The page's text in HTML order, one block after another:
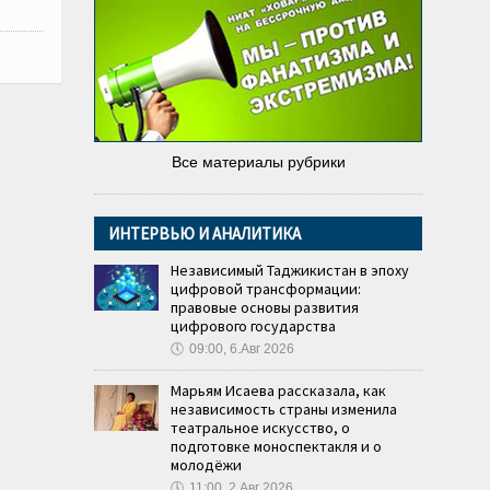
Все материалы рубрики
ИНТЕРВЬЮ И АНАЛИТИКА
Независимый Таджикистан в эпоху
цифровой трансформации:
правовые основы развития
цифрового государства
🕔 09:00, 6.Авг 2026
Марьям Исаева рассказала, как
независимость страны изменила
театральное искусство, о
подготовке моноспектакля и о
молодёжи